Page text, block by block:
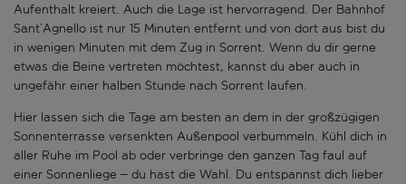
Aufenthalt kreiert. Auch die Lage ist hervorragend. Der Bahnhof
Sant’Agnello ist nur 15 Minuten entfernt und von dort aus bist du
in wenigen Minuten mit dem Zug in Sorrent. Wenn du dir gerne
etwas die Beine vertreten möchtest, kannst du aber auch in
ungefähr einer halben Stunde nach Sorrent laufen.
Hier lassen sich die Tage am besten an dem in der großzügigen
Sonnenterrasse versenkten Außenpool verbummeln. Kühl dich in
aller Ruhe im Pool ab oder verbringe den ganzen Tag faul auf
einer Sonnenliege – du hast die Wahl. Du entspannst dich lieber